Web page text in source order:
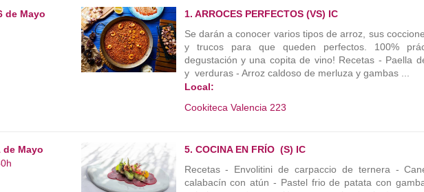
de Mayo
1. ARROCES PERFECTOS (VS) IC
Se darán a conocer varios tipos de arroz, sus
y trucos para que queden perfectos. 100%
degustación y una copita de vino! Recetas - Paella
y verduras - Arroz caldoso de merluza y gambas ...
Local:
Cookiteca Valencia 223
de Mayo
5. COCINA EN FRÍO (S) IC
Recetas - Envolitini de carpaccio de ternera -
calabacín con atún - Pastel frio de patata con